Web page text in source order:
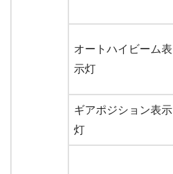
オートハイビーム表
示灯
ギアポジション表示
灯